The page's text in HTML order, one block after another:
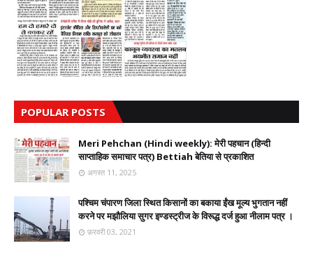
POPULAR POSTS
Meri Pehchan (Hindi weekly): मेरी पहचान (हिन्दी
साप्ताहिक समाचार पत्र) Bettiah बेतिया से प्रकाशित
अगस्त 11, 2025
पश्चिम चंपारण जिला स्थित किसानों का बकाया ईंख मूल्य भुगतान नहीं
करने पर मझौलिया सुगर इण्डस्ट्रीज के विरूद्ध दर्ज हुआ नीलाम पत्र ।
फ़रवरी 03, 2021